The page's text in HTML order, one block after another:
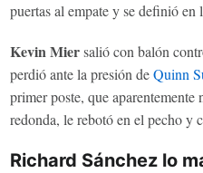
puertas al empate y se definió
Kevin Miersalió con balón
perdió ante la presión deQuinn
primer poste, que
redonda, le rebotó en el pecho y
Richard Sánchez lo